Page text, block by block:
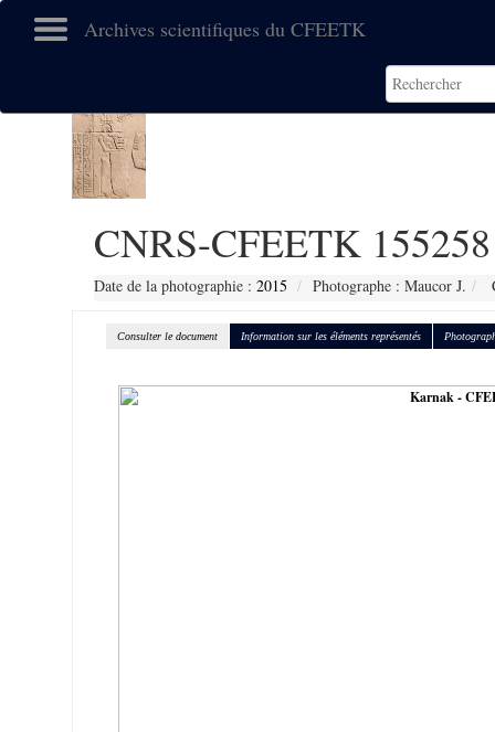
Archives scientifiques du CFEETK
CNRS-CFEETK 155258
Date de la photographie : 2015 Photographe : Maucor J.
Consulter le document Information sur les éléments représentés